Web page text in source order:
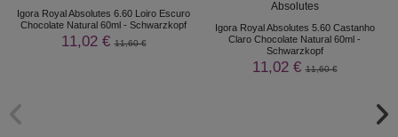
Igora Royal Absolutes 6.60 Loiro Escuro
Chocolate Natural 60ml - Schwarzkopf
11,02 €11,60 €
Igora Royal Absolutes 5.60 Castanho
Claro Chocolate Natural 60ml -
Schwarzkopf
11,02 €11,60 €